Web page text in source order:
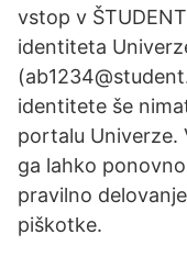
vstop v
identiteta
identitete še
portalu Univerze.
ga lahko
pravilno
piškotke.